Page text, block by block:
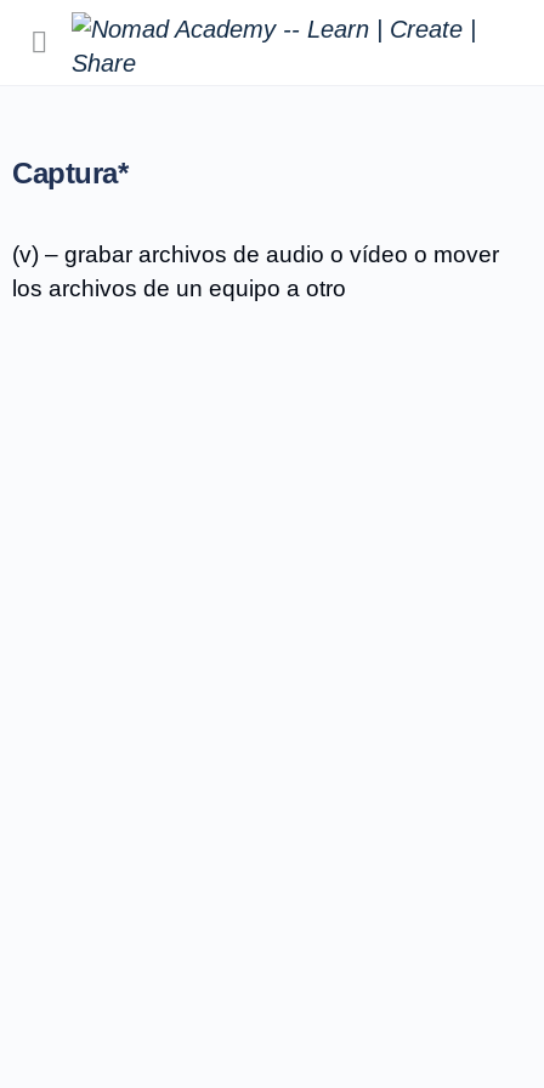
Captura*
(v) – grabar archivos de audio o vídeo o mover
los archivos de un equipo a otro